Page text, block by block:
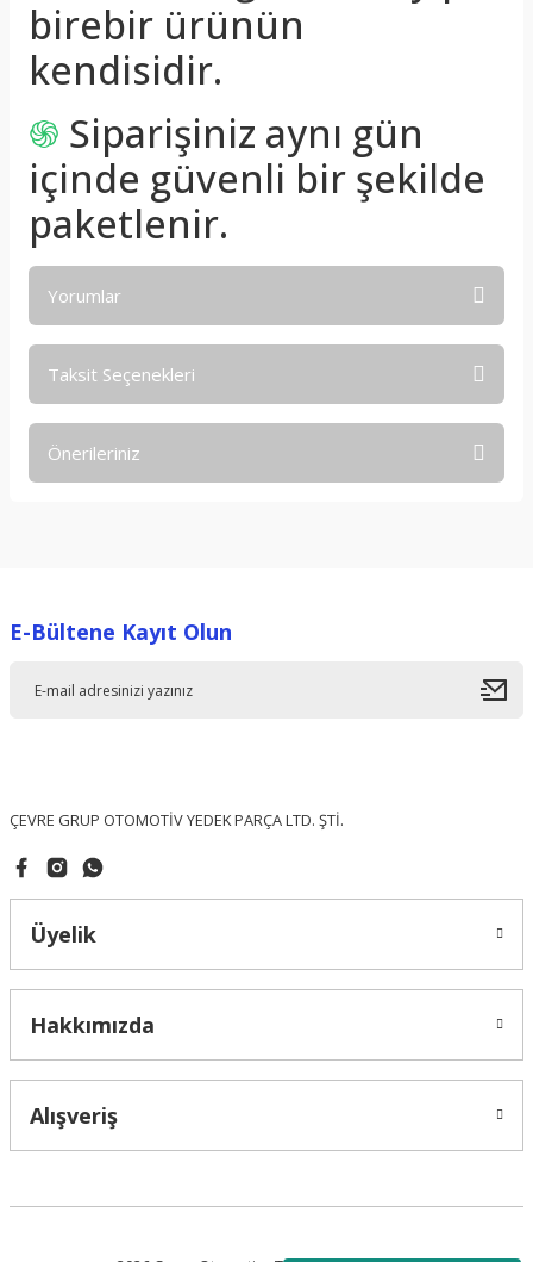
birebir ürünün
kendisidir.
֍ Siparişiniz aynı gün
içinde güvenli bir şekilde
paketlenir.
Yorumlar
Taksit Seçenekleri
Önerileriniz
Ürün resmi kalitesiz, bozuk veya görüntülenemiyor.
E-Bültene Kayıt Olun
ÇEVRE GRUP OTOMOTİV YEDEK PARÇA LTD. ŞTİ.
Üyelik
Hakkımızda
Alışveriş